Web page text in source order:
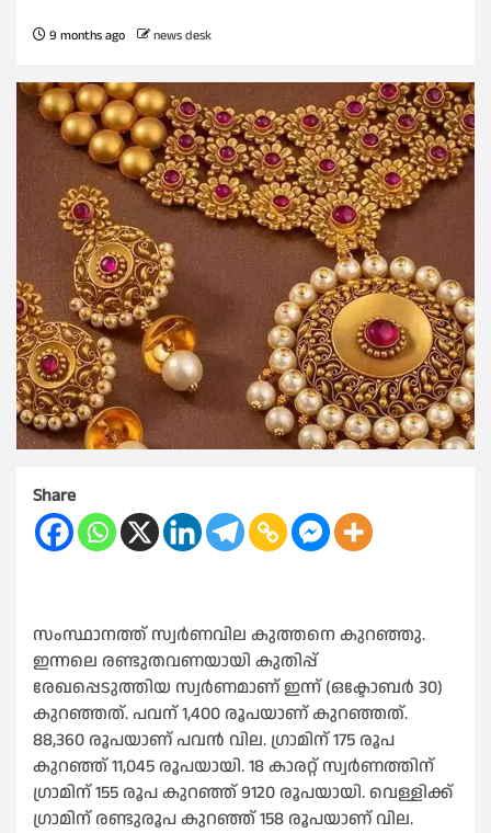
9 months ago news desk
Share
സംസ്ഥാനത്ത് സ്വർണവില കുത്തനെ കുറഞ്ഞു.
ഇന്നലെ രണ്ടുതവണയായി കുതിപ്പ്
രേഖപ്പെടുത്തിയ സ്വർണമാണ് ഇന്ന് (ഒക്ടോബർ 30)
കുറഞ്ഞത്. പവന് 1,400 രൂപയാണ് കുറഞ്ഞത്.
88,360 രൂപയാണ് പവൻ വില. ഗ്രാമിന് 175 രൂപ
കുറഞ്ഞ് 11,045 രൂപയായി. 18 കാരറ്റ് സ്വർണത്തിന്
ഗ്രാമിന് 155 രൂപ കുറഞ്ഞ് 9120 രൂപയായി. വെള്ളിക്ക്
ഗ്രാമിന് രണ്ടുരൂപ കുറഞ്ഞ് 158 രൂപയാണ് വില.